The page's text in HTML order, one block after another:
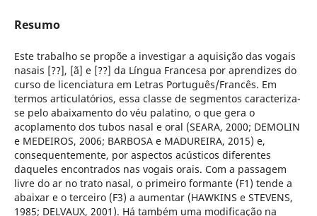
Resumo
Este trabalho se propõe a investigar a aquisição das vogais
nasais [??], [ã] e [??] da Língua Francesa por aprendizes do
curso de licenciatura em Letras Português/Francês. Em
termos articulatórios, essa classe de segmentos caracteriza-
se pelo abaixamento do véu palatino, o que gera o
acoplamento dos tubos nasal e oral (SEARA, 2000; DEMOLIN
e MEDEIROS, 2006; BARBOSA e MADUREIRA, 2015) e,
consequentemente, por aspectos acústicos diferentes
daqueles encontrados nas vogais orais. Com a passagem
livre do ar no trato nasal, o primeiro formante (F1) tende a
abaixar e o terceiro (F3) a aumentar (HAWKINS e STEVENS,
1985; DELVAUX, 2001). Há também uma modificação na